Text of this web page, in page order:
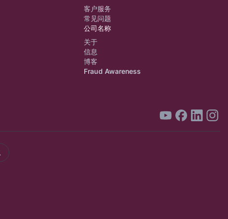
客户服务
常见问题
公司名称
关于
信息
博客
Fraud Awareness